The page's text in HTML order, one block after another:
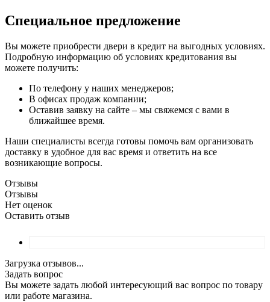
Специальное предложение
Вы можете приобрести двери в кредит на выгодных условиях.
Подробную информацию об условиях кредитования вы
можете получить:
По телефону у наших менеджеров;
В офисах продаж компании;
Оставив заявку на сайте – мы свяжемся с вами в
ближайшее время.
Наши специалисты всегда готовы помочь вам организовать
доставку в удобное для вас время и ответить на все
возникающие вопросы.
Отзывы
Отзывы
Нет оценок
Оставить отзыв
Загрузка отзывов...
Задать вопрос
Вы можете задать любой интересующий вас вопрос по товару
или работе магазина.